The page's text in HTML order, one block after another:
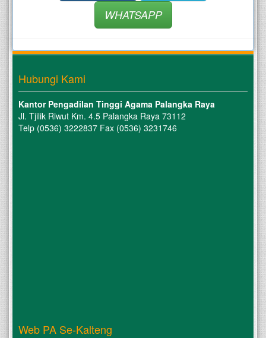
WHATSAPP
Hubungi Kami
Kantor Pengadilan Tinggi Agama Palangka Raya
Jl. Tjilik Riwut Km. 4.5 Palangka Raya 73112
Telp (0536) 3222837 Fax (0536) 3231746
Web PA Se-Kalteng